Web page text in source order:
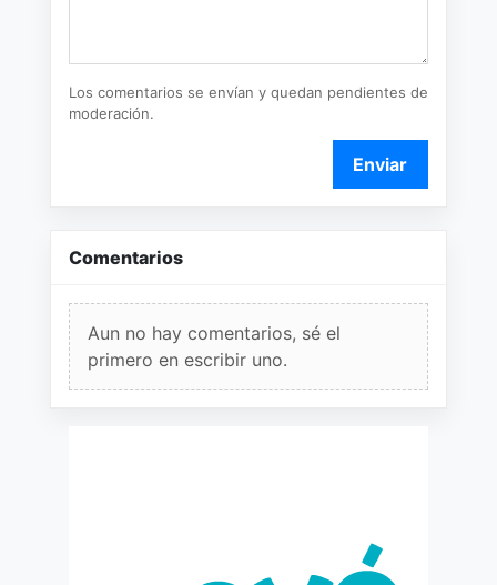
Los comentarios se envían y quedan pendientes de
moderación.
Enviar
Comentarios
Aun no hay comentarios, sé el
primero en escribir uno.